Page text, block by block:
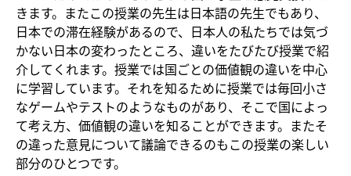
きます。またこの授業の先生は日本語の先生でもあり、
日本での滞在経験があるので、日本人の私たちでは気づ
かない日本の変わったところ、違いをたびたび授業で紹
介してくれます。授業では国ごとの価値観の違いを中心
に学習しています。それを知るために授業では毎回小さ
なゲームやテストのようなものがあり、そこで国によっ
て考え方、価値観の違いを知ることができます。またそ
の違った意見について議論できるのもこの授業の楽しい
部分のひとつです。